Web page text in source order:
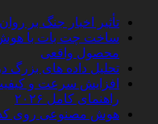
تأثیر اخبار جنگ بر
محصول واقعی
تحلیل داده‌ های بزرگ در
افزایش سرعت و
راهنمای کامل ۲۰۲۶
هوش مصنوعی روی